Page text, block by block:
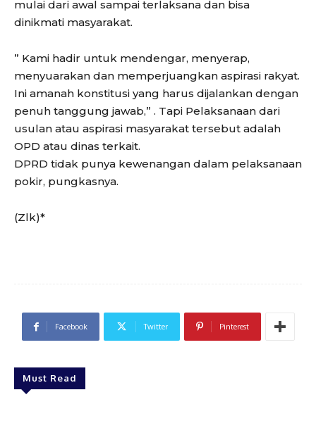
mulai dari awal sampai terlaksana dan bisa
dinikmati masyarakat.
” Kami hadir untuk mendengar, menyerap,
menyuarakan dan memperjuangkan aspirasi rakyat.
Ini amanah konstitusi yang harus dijalankan dengan
penuh tanggung jawab,” . Tapi Pelaksanaan dari
usulan atau aspirasi masyarakat tersebut adalah
OPD atau dinas terkait.
DPRD tidak punya kewenangan dalam pelaksanaan
pokir, pungkasnya.
(Zlk)*
Facebook Twitter Pinterest
Must Read